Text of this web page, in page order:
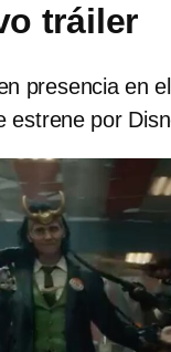
tráiler
presencia en el
estrene por